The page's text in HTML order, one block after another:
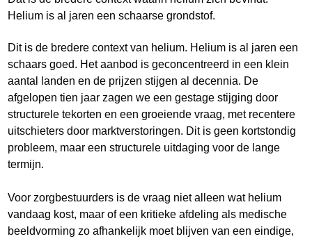
Helium is al jaren een schaarse grondstof.
Dit is de bredere context van helium. Helium is al jaren een
schaars goed. Het aanbod is geconcentreerd in een klein
aantal landen en de prijzen stijgen al decennia. De
afgelopen tien jaar zagen we een gestage stijging door
structurele tekorten en een groeiende vraag, met recentere
uitschieters door marktverstoringen. Dit is geen kortstondig
probleem, maar een structurele uitdaging voor de lange
termijn.
Voor zorgbestuurders is de vraag niet alleen wat helium
vandaag kost, maar of een kritieke afdeling als medische
beeldvorming zo afhankelijk moet blijven van een eindige,